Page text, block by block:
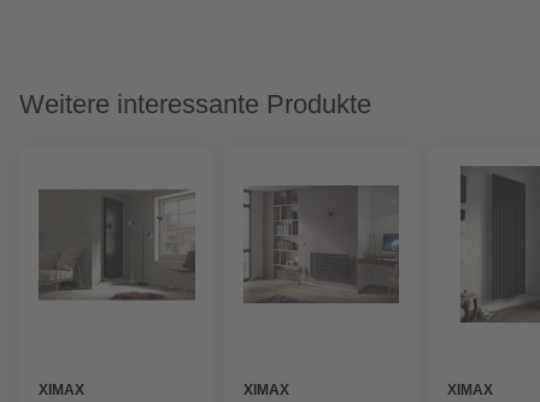
Weitere interessante Produkte
XIMAX
XIMAX
XIMAX